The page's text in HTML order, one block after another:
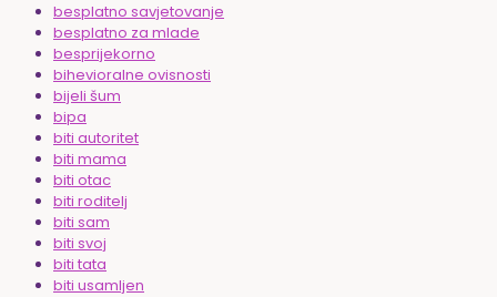
besplatno savjetovanje
besplatno za mlade
besprijekorno
bihevioralne ovisnosti
bijeli šum
bipa
biti autoritet
biti mama
biti otac
biti roditelj
biti sam
biti svoj
biti tata
biti usamljen